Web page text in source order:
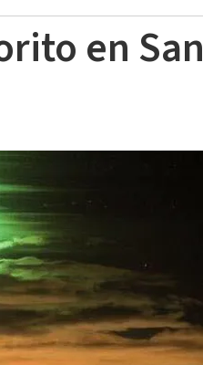
en San